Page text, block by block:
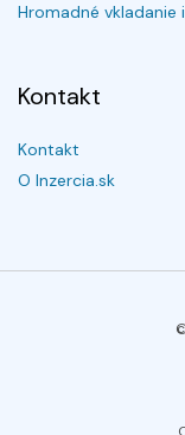
Hromadné vkladanie
Kontakt
Kontakt
O Inzercia.sk